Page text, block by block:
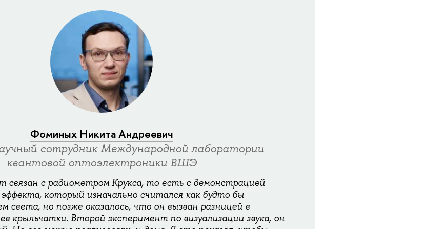
Фоминых Никита Андреевич
сотрудник Международной лаборатории
квантовой оптоэлектроники ВШЭ
связан с радиометром Крукса, то есть с демонстрацией
который изначально считался как будто бы
света, но позже оказалось, что он вызван разницей в
крыльчатки. Второй эксперимент по визуализации звука, он